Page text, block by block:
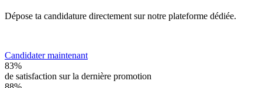
Dépose ta candidature directement sur notre plateforme dédiée.
Candidater maintenant
83%
de satisfaction sur la dernière promotion